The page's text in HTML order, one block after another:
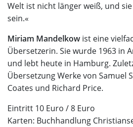
Welt ist nicht länger weiß, und
sein.«
Miriam Mandelkow ist eine
Übersetzerin. Sie wurde 1963 in
und lebt heute in Hamburg.
Übersetzung Werke von Samuel
Coates und Richard Price.
Eintritt 10 Euro / 8 Euro
Karten: Buchhandlung